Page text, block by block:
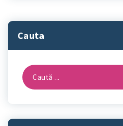
Cauta
Caută
după: